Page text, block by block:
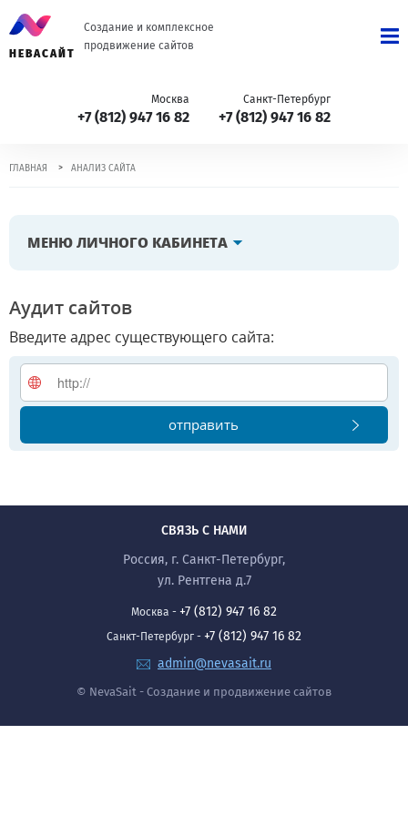
Создание и комплексное
продвижение сайтов
НЕВАСАЙТ
Москва
+7 (812) 947 16 82
Санкт-Петербург
+7 (812) 947 16 82
ГЛАВНАЯ > АНАЛИЗ САЙТА
МЕНЮ ЛИЧНОГО КАБИНЕТА
Аудит сайтов
Введите адрес существующего сайта:
отправить
СВЯЗЬ С НАМИ
Россия, г. Санкт-Петербург,
ул. Рентгена д.7
Москва - +7 (812) 947 16 82
Санкт-Петербург - +7 (812) 947 16 82
admin@nevasait.ru
© NevaSait - Создание и продвижение сайтов